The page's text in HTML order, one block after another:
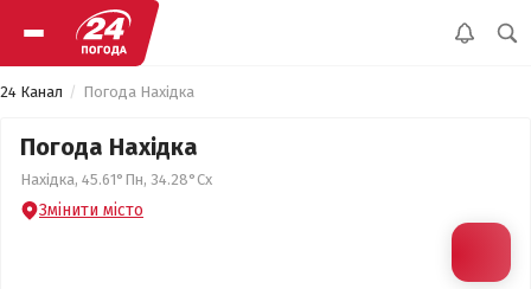
24 Канал Погода Нахідка
Погода Нахідка
Нахідка, 45.61°Пн, 34.28°Сх
Змінити місто